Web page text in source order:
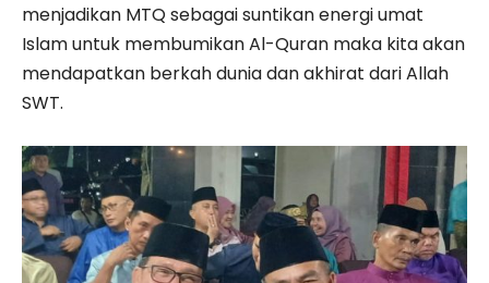
menjadikan MTQ sebagai suntikan energi umat
Islam untuk membumikan Al-Quran maka kita akan
mendapatkan berkah dunia dan akhirat dari Allah
SWT.